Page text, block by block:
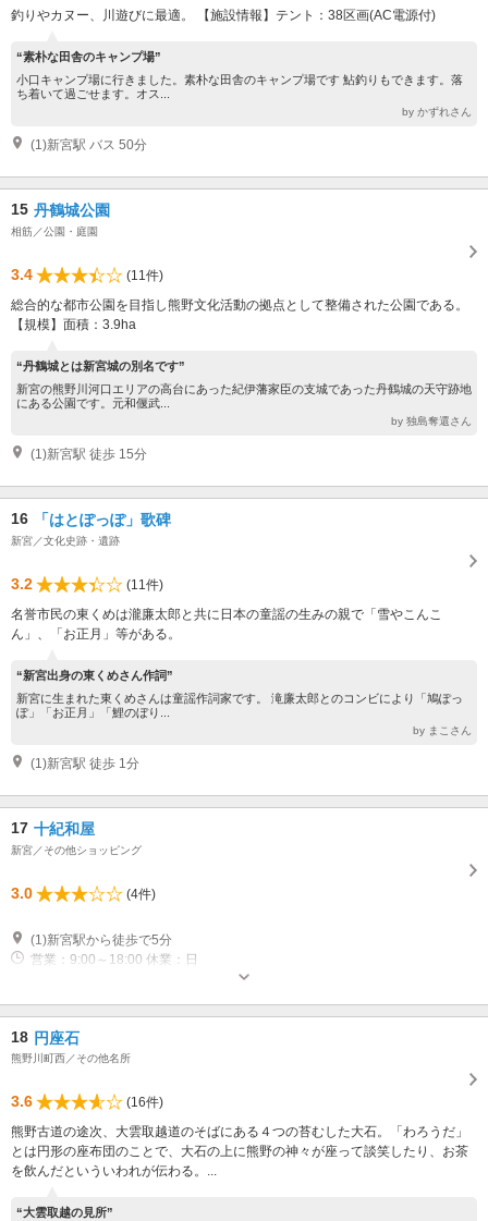
釣りやカヌー、川遊びに最適。 【施設情報】テント：38区画(AC電源付)
“素朴な田舎のキャンプ場”
小口キャンプ場に行きました。素朴な田舎のキャンプ場です 鮎釣りもできます。落
ち着いて過ごせます。オス...
by かずれさん
(1)新宮駅 バス 50分
15 丹鶴城公園
相筋／公園・庭園
3.4
(11件)
総合的な都市公園を目指し熊野文化活動の拠点として整備された公園である。
【規模】面積：3.9ha
“丹鶴城とは新宮城の別名です”
新宮の熊野川河口エリアの高台にあった紀伊藩家臣の支城であった丹鶴城の天守跡地
にある公園です。元和偃武...
by 独島奪還さん
(1)新宮駅 徒歩 15分
16 「はとぽっぽ」歌碑
新宮／文化史跡・遺跡
3.2
(11件)
名誉市民の東くめは瀧廉太郎と共に日本の童謡の生みの親で「雪やこんこ
ん」、「お正月」等がある。
“新宮出身の東くめさん作詞”
新宮に生まれた東くめさんは童謡作詞家です。 滝廉太郎とのコンビにより「鳩ぽっ
ぽ」「お正月」「鯉のぼり...
by まこさん
(1)新宮駅 徒歩 1分
17 十紀和屋
新宮／その他ショッピング
3.0 (4件)
(1)新宮駅から徒歩で5分
営業：9:00～18:00 休業：日
18 円座石
熊野川町西／その他名所
3.6
(16件)
熊野古道の途次、大雲取越道のそばにある４つの苔むした大石。「わろうだ」
とは円形の座布団のことで、大石の上に熊野の神々が座って談笑したり、お茶
を飲んだといういわれが伝わる。...
“大雲取越の見所”